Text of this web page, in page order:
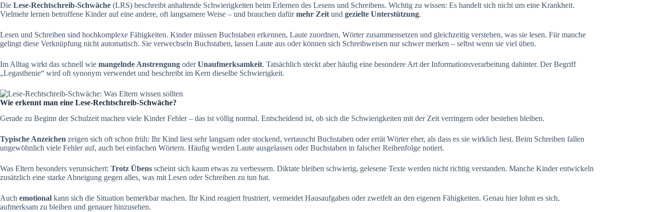
Die Lese-Rechtschreib-Schwäche (LRS) beschreibt anhaltende Schwierigkeiten beim Erlernen des Lesens und Schreibens. Wichtig zu wissen: Es handelt sich nicht um eine Krankheit.
Vielmehr lernen betroffene Kinder auf eine andere, oft langsamere Weise – und brauchen dafürmehr Zeit und gezielte Unterstützung.
Lesen und Schreiben sind hochkomplexe Fähigkeiten. Kinder müssen Buchstaben erkennen, Laute zuordnen, Wörter zusammensetzen und gleichzeitig verstehen, was sie lesen. Für manche
gelingt diese Verknüpfung nicht automatisch. Sie verwechseln Buchstaben, lassen Laute aus oder können sich Schreibweisen nur schwer merken – selbst wenn sie viel üben.
Im Alltag wirkt das schnell wie mangelnde Anstrengung oderUnaufmerksamkeit. Tatsächlich steckt aber häufig eine besondere Art der Informationsverarbeitung dahinter. Der Begriff
„Legasthenie“ wird oft synonym verwendet und beschreibt im Kern dieselbe Schwierigkeit.
Wie erkennt man eine Lese-Rechtschreib-Schwäche?
Gerade zu Beginn der Schulzeit machen viele Kinder Fehler – das ist völlig normal. Entscheidend ist, ob sich die Schwierigkeiten mit der Zeit verringern oder bestehen bleiben.
Typische Anzeichen zeigen sich oft schon früh: Ihr Kind liest sehr langsam oder stockend, vertauscht Buchstaben oder errät Wörter eher, als dass es sie wirklich liest. Beim Schreiben fallen
ungewöhnlich viele Fehler auf, auch bei einfachen Wörtern. Häufig werden Laute ausgelassen oder Buchstaben in falscher Reihenfolge notiert.
Was Eltern besonders verunsichert: Trotz Übens scheint sich kaum etwas zu verbessern. Diktate bleiben schwierig, gelesene Texte werden nicht richtig verstanden. Manche Kinder entwickeln
zusätzlich eine starke Abneigung gegen alles, was mit Lesen oder Schreiben zu tun hat.
Auch emotional kann sich die Situation bemerkbar machen. Ihr Kind reagiert frustriert, vermeidet Hausaufgaben oder zweifelt an den eigenen Fähigkeiten. Genau hier lohnt es sich,
aufmerksam zu bleiben und genauer hinzusehen.